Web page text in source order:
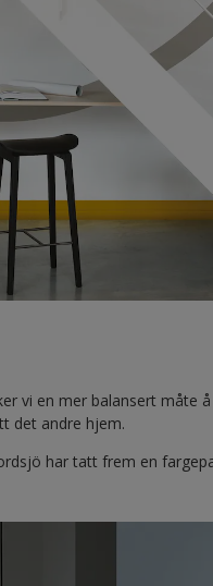
vi en mer balansert måte
det andre hjem.
har tatt frem en